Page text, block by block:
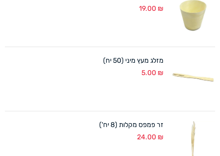
19.00 ₪
מזלג מעץ מיני (50 יח)
5.00 ₪
זר פמפס מקלות (8 יח')
24.00 ₪